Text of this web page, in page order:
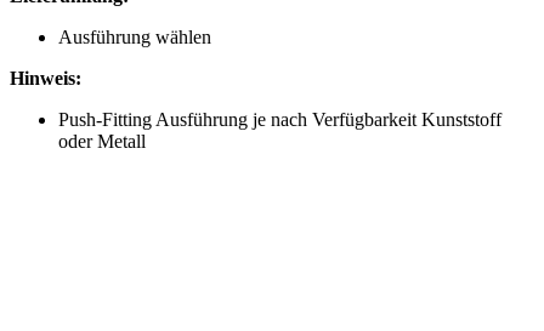
Ausführung wählen
Hinweis:
Push-Fitting Ausführung je nach Verfügbarkeit Kunststoff
oder Metall